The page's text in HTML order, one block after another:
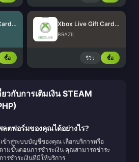
Xbox Live Gift Card (US)
ซื้อ
Xbox Live Gift Card (BR)
BRAZIL
รีวิว ซื้อ
กับการเติมเงิน STEAM
ตฟอร์มของคุณได้อย่างไร?
ข้าสู่ระบบบัญชีของคุณ เลือกบริการหรือ
มขั้นตอนการชำระเงิน คุณสามารถชำระ
ารชำระเงินที่มีให้บริการ